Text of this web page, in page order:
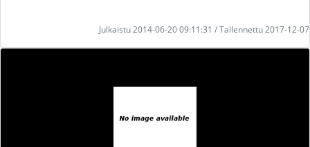
Julkaistu 2014-06-20 09:11:31 / Tallennettu 2017-12-07